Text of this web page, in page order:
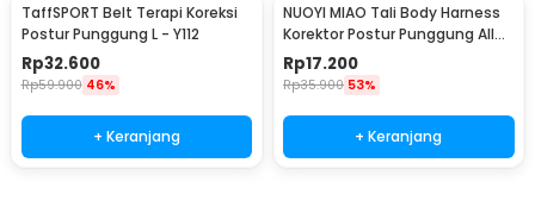
TaffSPORT Belt Terapi Koreksi
Postur Punggung L - Y112
Rp32.600
Rp59.900 46%
+ Keranjang
NUOYI MIAO Tali Body Harness
Korektor Postur Punggung All
Size - NY-15
Rp17.200
Rp35.900 53%
+ Keranjang